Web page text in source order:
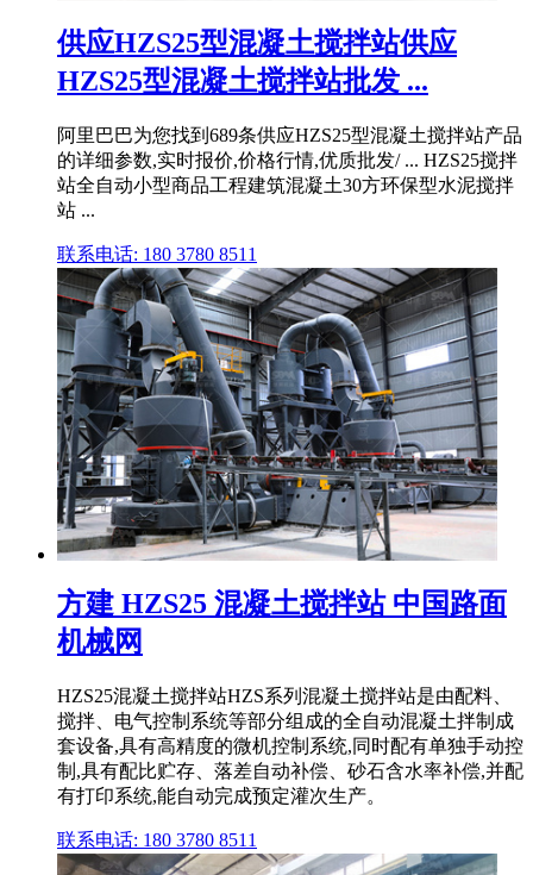
供应HZS25型混凝土搅拌站供应
HZS25型混凝土搅拌站批发 ...
阿里巴巴为您找到689条供应HZS25型混凝土搅拌站产品
的详细参数,实时报价,价格行情,优质批发/ ... HZS25搅拌
站全自动小型商品工程建筑混凝土30方环保型水泥搅拌
站 ...
联系电话: 180 3780 8511
方建 HZS25 混凝土搅拌站 中国路面
机械网
HZS25混凝土搅拌站HZS系列混凝土搅拌站是由配料、
搅拌、电气控制系统等部分组成的全自动混凝土拌制成
套设备,具有高精度的微机控制系统,同时配有单独手动控
制,具有配比贮存、落差自动补偿、砂石含水率补偿,并配
有打印系统,能自动完成预定灌次生产。
联系电话: 180 3780 8511